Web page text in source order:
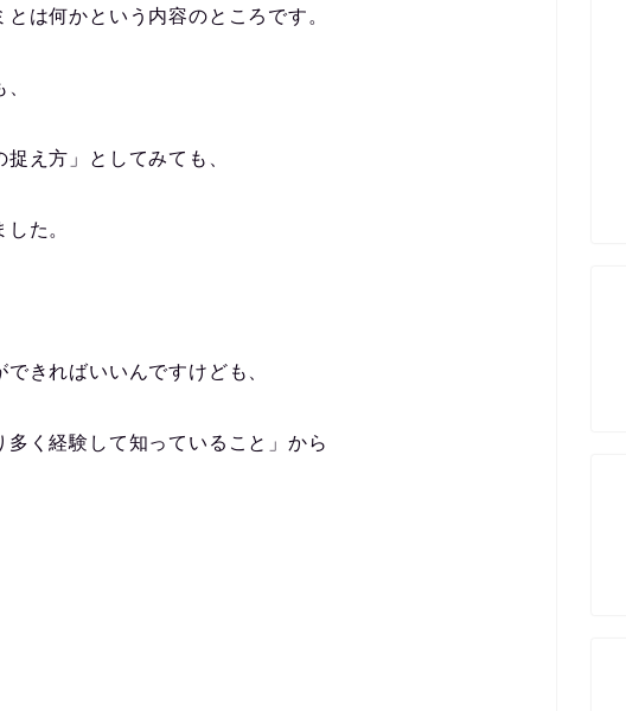
は何かという内容のところです。
え方」としてみても、
た。
きればいいんですけども、
く経験して知っていること」から